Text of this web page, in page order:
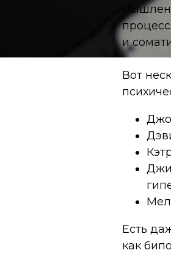
и
Вот
Мел
Есть
как